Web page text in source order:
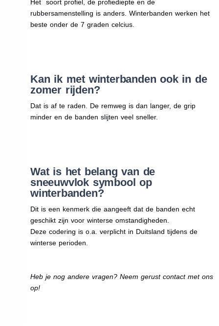
Het soort profiel, de profiediepte en de
rubbersamenstelling is anders. Winterbanden werken het
beste onder de 7 graden celcius.
Kan ik met winterbanden ook in de
zomer rijden?
Dat is af te raden. De remweg is dan langer, de grip
minder en de banden slijten veel sneller.
Wat is het belang van de
sneeuwvlok symbool op
winterbanden?
Dit is een kenmerk die aangeeft dat de banden echt
geschikt zijn voor winterse omstandigheden.
Deze codering is o.a. verplicht in Duitsland tijdens de
winterse perioden.
Heb je nog andere vragen? Neem gerust contact met ons
op!